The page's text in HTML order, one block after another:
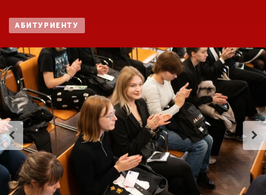
Студенческая жизнь
Сведения об
образовательной
организации
ENG SPN
АБИТУРИЕНТУ